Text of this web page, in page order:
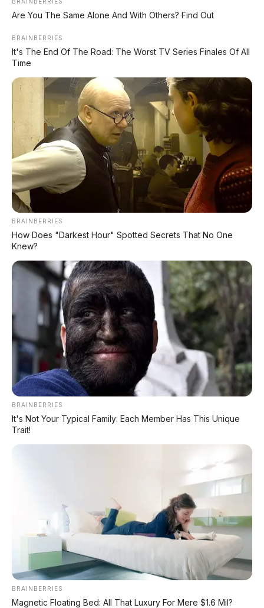
Chat Kami Sekarang
PALING BANYAK DIBACA
Leapmotor B01: Sedan Listrik Kompak 800V
Huawei AITO M9: SUV Premium 903 HP dengan
Xpeng GX: SUV Full-Size Premium dengan AI
Turing & Range 1.585 Km
BYD Leopard 8: SUV Off-Road PHEV 748 HP
Siap Tantang Land Cruiser!
MG 4X: SUV Listrik Kompak dengan Baterai
Semi-Solid-State & Range 610 Km
Are You The Same Alone And With Others? Find Out
BRAINBERRIES
It's The End Of The Road: The Worst TV Series Finales Of All
Time
BRAINBERRIES
How Does "Darkest Hour" Spotted Secrets That No One
Knew?
BRAINBERRIES
It's Not Your Typical Family: Each Member Has This Unique
Trait!
BRAINBERRIES
Magnetic Floating Bed: All That Luxury For Mere $1.6 Mil?